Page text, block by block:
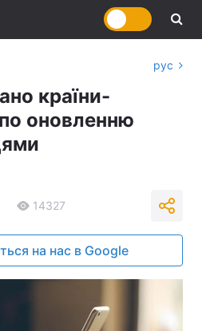
рус
країни-
оновленню
14327
на нас в Google